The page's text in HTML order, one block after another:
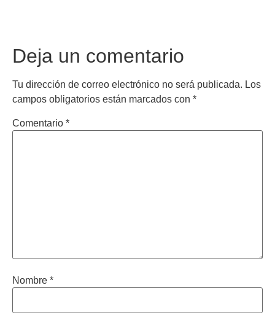
Deja un comentario
Tu dirección de correo electrónico no será publicada. Los
campos obligatorios están marcados con *
Comentario *
Nombre *